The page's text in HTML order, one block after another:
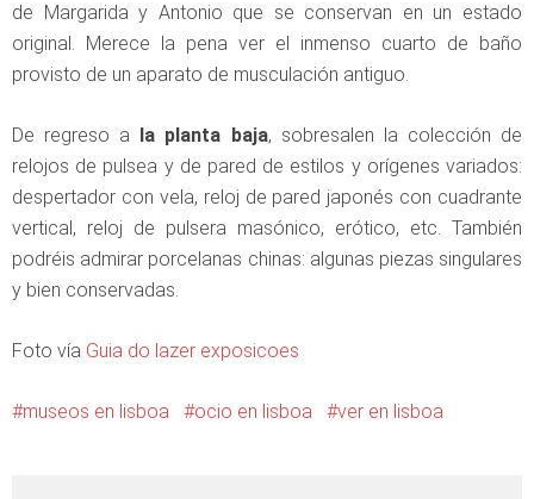
de Margarida y Antonio que se conservan en un estado
original. Merece la pena ver el inmenso cuarto de baño
provisto de un aparato de musculación antiguo.
De regreso a la planta baja, sobresalen la colección de
relojos de pulsea y de pared de estilos y orígenes variados:
despertador con vela, reloj de pared japonés con cuadrante
vertical, reloj de pulsera masónico, erótico, etc. También
podréis admirar porcelanas chinas: algunas piezas singulares
y bien conservadas.
Foto vía Guia do lazer exposicoes
museos en lisboa ocio en lisboa ver en lisboa